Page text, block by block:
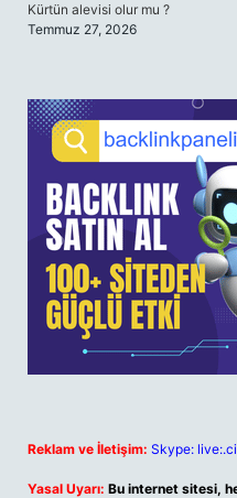
Kürtün alevisi olur mu ?
Temmuz 27, 2026
Reklam ve İletişim: Skype:
Yasal Uyarı: Bu internet sitesi,